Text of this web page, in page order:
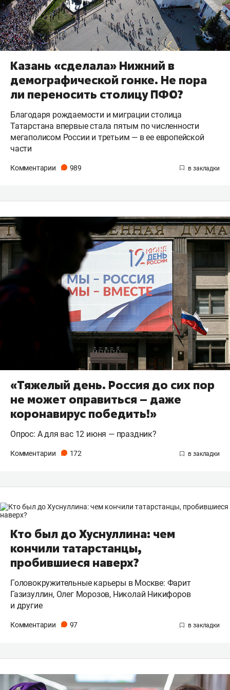
Казань «сделала» Нижний в
демографической гонке. Не пора
ли переносить столицу ПФО?
Благодаря рождаемости и миграции столица
Татарстана впервые стала пятым по численности
мегаполисом России и третьим — в ее европейской
части
Комментарии 989
«Тяжелый день. Россия до сих пор
не может оправиться – даже
коронавирус победить!»
Опрос: А для вас 12 июня — праздник?
Комментарии 172
Кто был до Хуснуллина: чем
кончили татарстанцы,
пробившиеся наверх?
Головокружительные карьеры в Москве: Фарит
Газизуллин, Олег Морозов, Николай Никифоров
и другие
Комментарии 97